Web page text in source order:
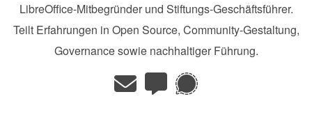
LibreOffice-Mitbegründer und Stiftungs-Geschäftsführer.
Teilt Erfahrungen in Open Source, Community-Gestaltung,
Governance sowie nachhaltiger Führung.